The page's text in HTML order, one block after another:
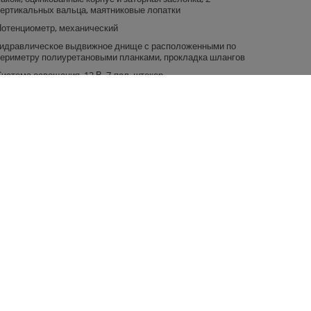
вальца, маятниковые лопатки
механический
выдвижное днище с расположенными по
полиуретановыми планками, прокладка шлангов
освещения, 12 В, 7-пол. штекер